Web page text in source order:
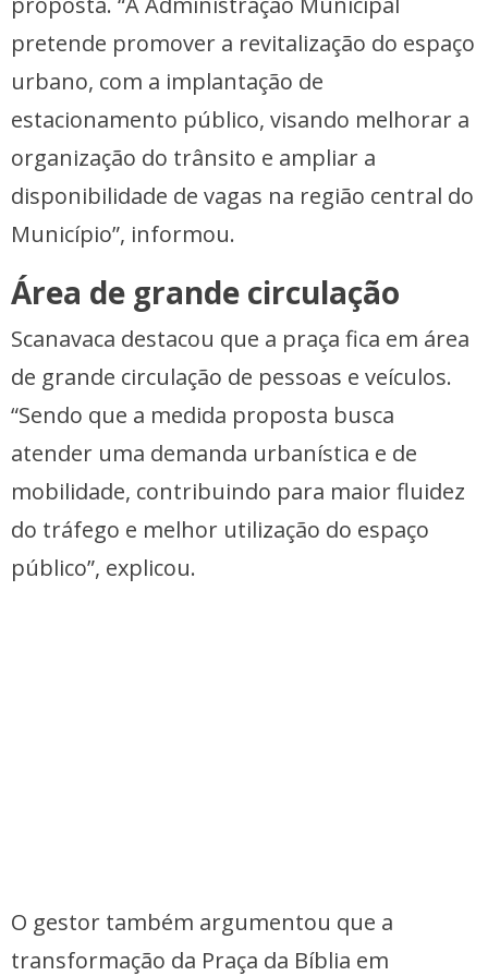
pretende promover a revitalização do espaço
urbano, com a implantação de
estacionamento público, visando melhorar a
organização do trânsito e ampliar a
disponibilidade de vagas na região central do
Município”, informou.
Área de grande circulação
Scanavaca destacou que a praça fica em área
de grande circulação de pessoas e veículos.
“Sendo que a medida proposta busca
atender uma demanda urbanística e de
mobilidade, contribuindo para maior fluidez
do tráfego e melhor utilização do espaço
público”, explicou.
O gestor também argumentou que a
transformação da Praça da Bíblia em